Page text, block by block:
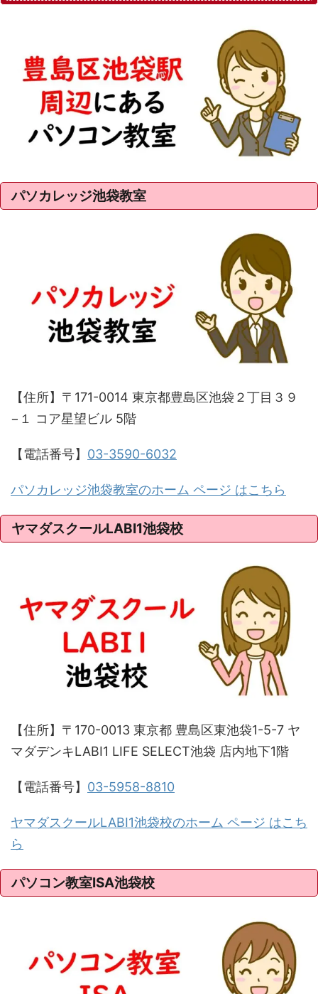
パソカレッジ池袋教室
【住所】〒171-0014 東京都豊島区池袋２丁目３９
−１ コア星望ビル 5階
【電話番号】 03-3590-6032
パソカレッジ池袋教室のホーム ページ はこちら
ヤマダスクールLABI1池袋校
【住所】〒170-0013 東京都 豊島区東池袋1-5-7 ヤ
マダデンキLABI1 LIFE SELECT池袋 店内地下1階
【電話番号】 03-5958-8810
ヤマダスクールLABI1池袋校のホーム ページ はこち
ら
パソコン教室ISA池袋校